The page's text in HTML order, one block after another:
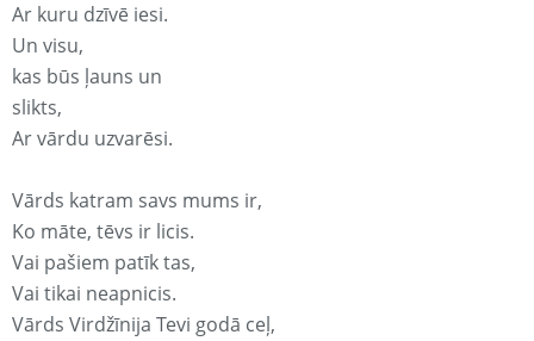
Ar kuru dzīvē iesi.
Un visu,
kas būs ļauns un
slikts,
Ar vārdu uzvarēsi.
Vārds katram savs mums ir,
Ko māte, tēvs ir licis.
Vai pašiem patīk tas,
Vai tikai neapnicis.
Vārds Virdžīnija Tevi godā ceļ,